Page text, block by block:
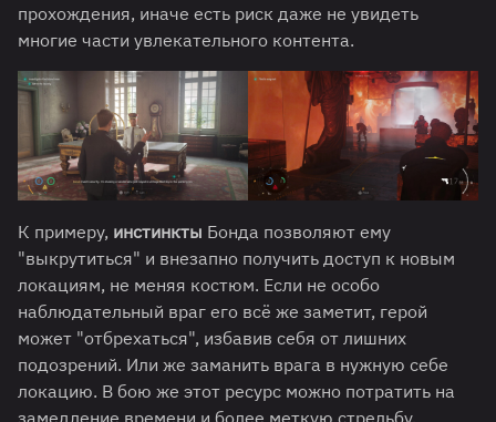
прохождения, иначе есть риск даже не увидеть
многие части увлекательного контента.
К примеру, инстинкты Бонда позволяют ему
"выкрутиться" и внезапно получить доступ к новым
локациям, не меняя костюм. Если не особо
наблюдательный враг его всё же заметит, герой
может "отбрехаться", избавив себя от лишних
подозрений. Или же заманить врага в нужную себе
локацию. В бою же этот ресурс можно потратить на